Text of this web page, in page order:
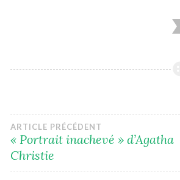
Navigation
de
ARTICLE PRÉCÉDENT
« Portrait inachevé » d’Agatha
Christie